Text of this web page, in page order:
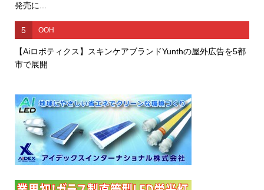
発売に...
5 OOH
【Aiロボティクス】スキンケアブランドYunthの屋外広告を5都
市で展開